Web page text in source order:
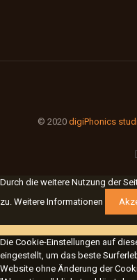
© 2020 digiPhonics
Durch die weitere Nutzung der
zu. Weitere Informationen
Die Cookie-Einstellungen auf
eingestellt, um das beste
Website ohne Änderung der